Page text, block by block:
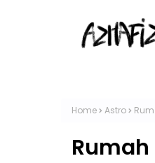
Home Astro
Rumah